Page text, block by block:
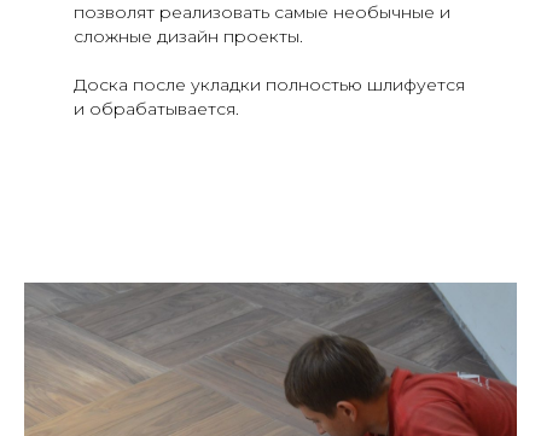
позволят реализовать самые необычные и
сложные дизайн проекты.
Доска после укладки полностью шлифуется
и обрабатывается.